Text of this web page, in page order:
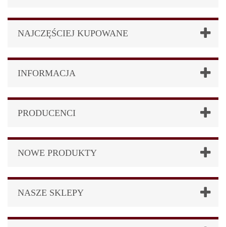
NAJCZĘŚCIEJ KUPOWANE
INFORMACJA
PRODUCENCI
NOWE PRODUKTY
NASZE SKLEPY